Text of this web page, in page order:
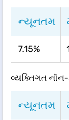
ન્યૂનતમ
7.15%
વ્યક્તિગત
ન્યૂનતમ